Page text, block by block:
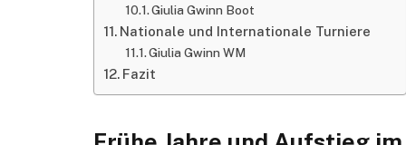
Giulia Gwinn Boot
Nationale und Internationale Turniere
Giulia Gwinn WM
Fazit